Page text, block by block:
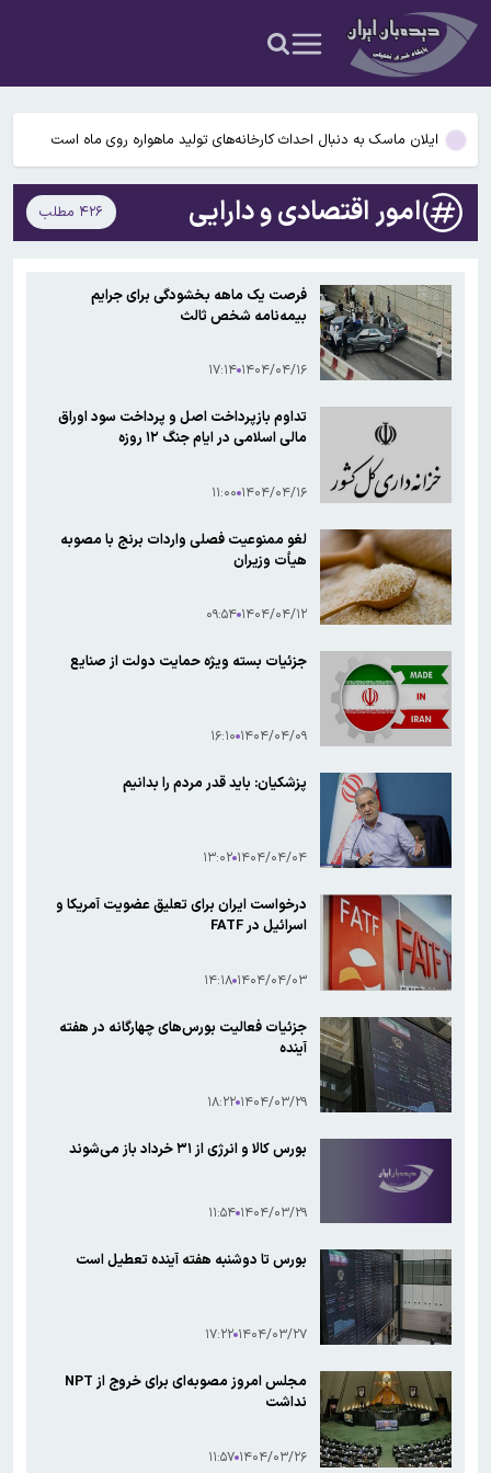
پیش‌بینی وضعیت جوی ۵ روز آینده؛ موج جدید ناپایداری جوی در راه
است
هشدار تارتار در رختکن پرسپولیس
ایلان ماسک به دنبال احداث کارخانه‌های تولید ماهواره روی ماه است
آتش‌سوزی یک کشتی دیگر در تنگه هرمز
علل مرگ زنان در ایران؛ بیماری‌های قلبی همچنان در صدر
پیش‌بینی وضعیت جوی ۵ روز آینده؛ موج جدید ناپایداری جوی در راه
است
هشدار تارتار در رختکن پرسپولیس
امور اقتصادی و دارایی ۴۲۶ مطلب
فرصت یک ماهه بخشودگی برای جرایم
بیمه‌نامه شخص ثالث
۱۴۰۴/۰۴/۱۶ ۱۷:۱۴
تداوم بازپرداخت اصل و پرداخت سود اوراق
مالی اسلامی در ایام جنگ ۱۲ روزه
۱۴۰۴/۰۴/۱۶ ۱۱:۰۰
لغو ممنوعیت فصلی واردات برنج با مصوبه
هیأت وزیران
۱۴۰۴/۰۴/۱۲ ۰۹:۵۴
جزئیات بسته ویژه حمایت دولت از صنایع
۱۴۰۴/۰۴/۰۹ ۱۶:۱۰
پزشکیان: باید قدر مردم را بدانیم
۱۴۰۴/۰۴/۰۴ ۱۳:۰۲
درخواست ایران برای تعلیق عضویت آمریکا و
اسرائیل در FATF
۱۴۰۴/۰۴/۰۳ ۱۴:۱۸
جزئیات فعالیت بورس‌های چهارگانه در هفته
آینده
۱۴۰۴/۰۳/۲۹ ۱۸:۲۲
بورس کالا و انرژی از ۳۱ خرداد باز می‌شوند
۱۴۰۴/۰۳/۲۹ ۱۱:۵۴
بورس تا دوشنبه هفته آینده تعطیل است
۱۴۰۴/۰۳/۲۷ ۱۷:۲۲
مجلس امروز مصوبه‌ای برای خروج از NPT
نداشت
۱۴۰۴/۰۳/۲۶ ۱۱:۵۷